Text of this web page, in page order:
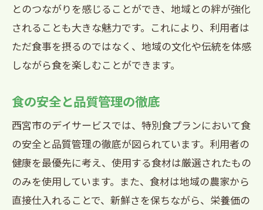
とのつながりを感じることができ、地域との絆が強化
されることも大きな魅力です。これにより、利用者は
ただ食事を摂るのではなく、地域の文化や伝統を体感
しながら食を楽しむことができます。
食の安全と品質管理の徹底
西宮市のデイサービスでは、特別食プランにおいて食
の安全と品質管理の徹底が図られています。利用者の
健康を最優先に考え、使用する食材は厳選されたもの
のみを使用しています。また、食材は地域の農家から
直接仕入れることで、新鮮さを保ちながら、栄養価の